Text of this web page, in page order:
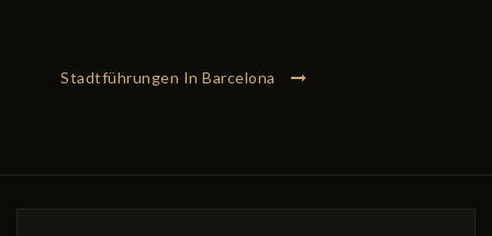
Stadtführungen In Barcelona